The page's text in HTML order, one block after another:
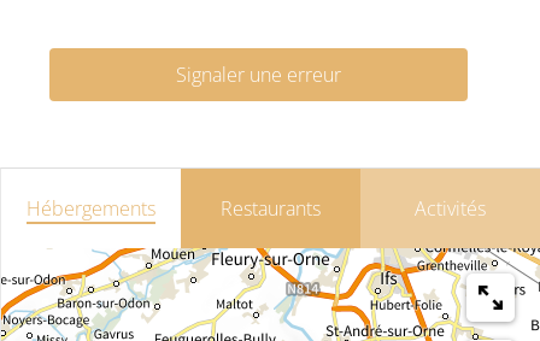
Signaler une erreur
Hébergements Restaurants Activités